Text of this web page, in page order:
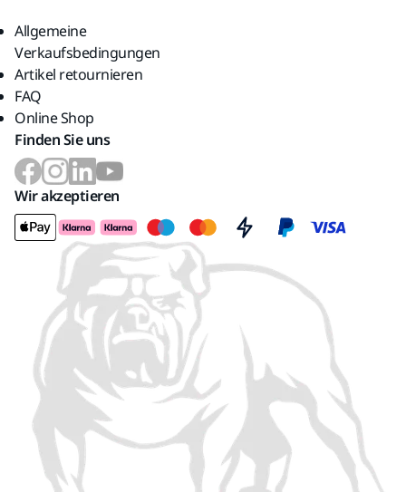
Allgemeine
Verkaufsbedingungen
Artikel retournieren
FAQ
Online Shop
Finden Sie uns
Wir akzeptieren